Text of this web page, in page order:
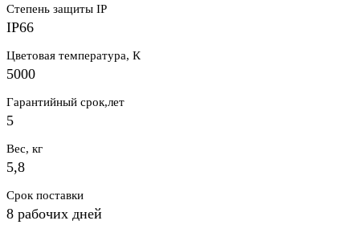
Степень защиты IP
IP66
Цветовая температура, К
5000
Гарантийный срок,лет
5
Вес, кг
5,8
Срок поставки
8 рабочих дней